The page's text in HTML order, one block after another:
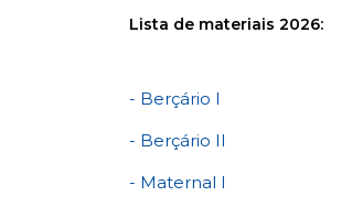
Lista de materiais 2026:
- Berçário I
- Berçário II
- Maternal I